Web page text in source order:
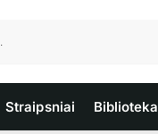
Straipsniai Biblioteka